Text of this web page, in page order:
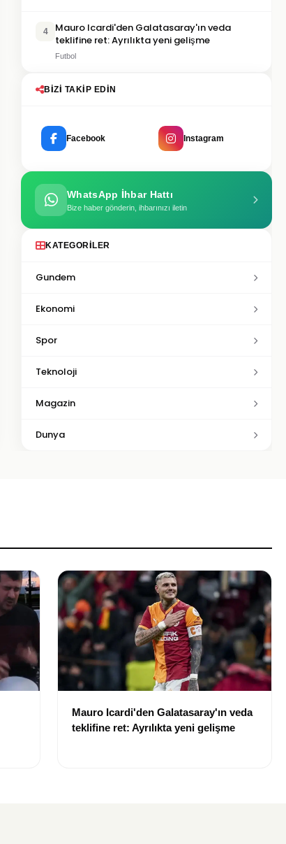
4
Mauro Icardi'den Galatasaray'ın veda
teklifine ret: Ayrılıkta yeni gelişme
Futbol
BIZI TAKIP EDIN
Facebook Instagram
WhatsApp İhbar Hattı
Bize haber gönderin, ihbarınızı iletin
KATEGORILER
Gundem
Ekonomi
Spor
Teknoloji
Magazin
Dunya
Mauro Icardi'den Galatasaray'ın veda
teklifine ret: Ayrılıkta yeni gelişme